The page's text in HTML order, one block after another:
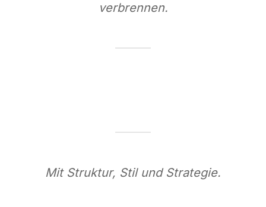
verbrennen.
Mit Struktur, Stil und Strategie.